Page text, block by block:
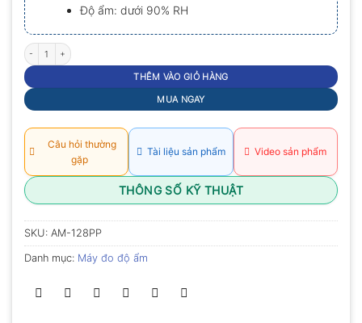
Độ ẩm: dưới 90% RH
Máy đo độ ẩm giấy Amittari AM-128PP số lượng
THÊM VÀO GIỎ HÀNG
MUA NGAY
Câu hỏi thường
gặp
Tài liệu sản phẩm Video sản phẩm
THÔNG SỐ KỸ THUẬT
SKU: AM-128PP
Danh mục: Máy đo độ ẩm